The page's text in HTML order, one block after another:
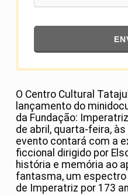
O Centro Cultural
lançamento do
da Fundação:
de abril, quarta-feira, às
evento contará com a
ficcional dirigido por
história e memória ao
fantasma, um
de Imperatriz por 173